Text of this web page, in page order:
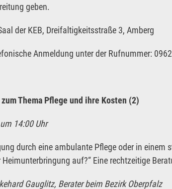
geben.
der KEB, Dreifaltigkeitsstraße 3, Amberg
Anmeldung unter der Rufnummer:
Thema Pflege und ihre Kosten (2)
14:00 Uhr
durch eine ambulante Pflege oder in
Heimunterbringung auf?“ Eine rechtzeitige
Gauglitz, Berater beim Bezirk Oberpfalz